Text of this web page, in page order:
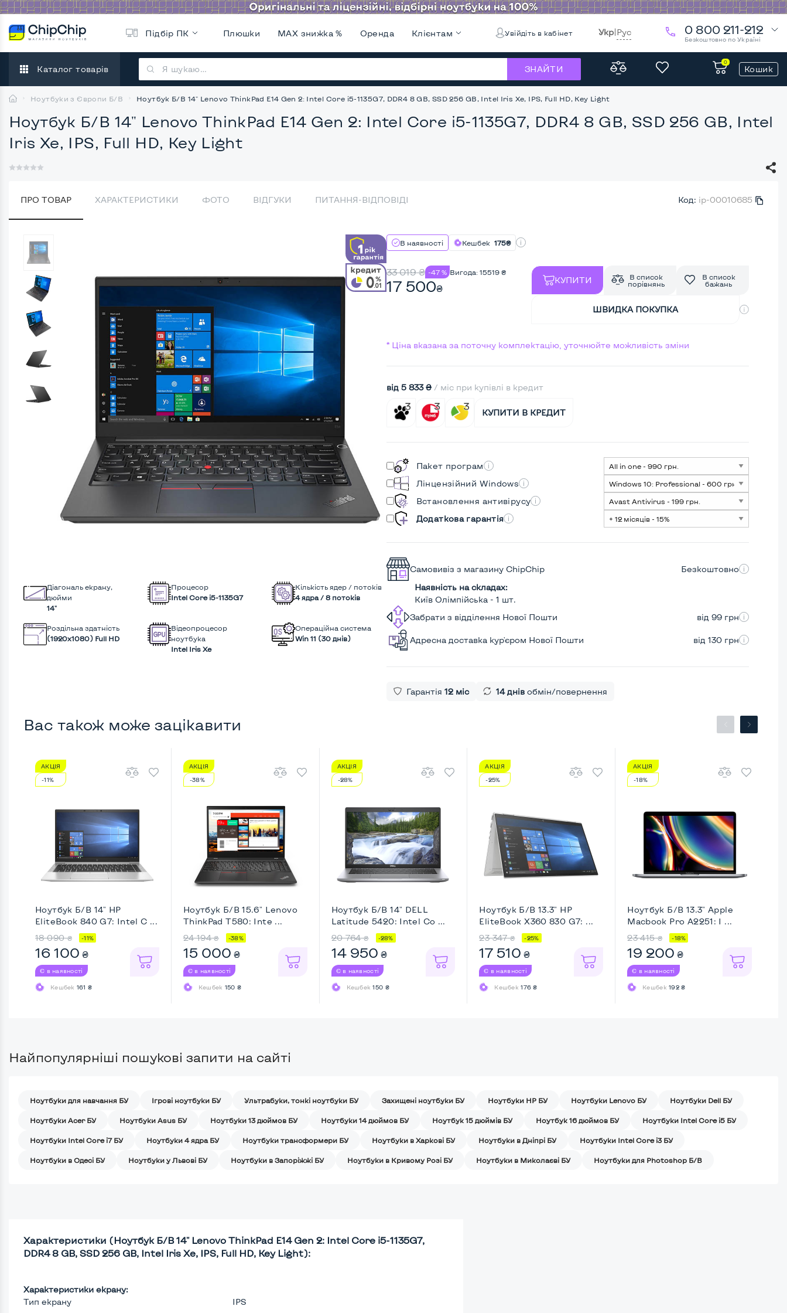
Підбір ПК Плюшки MAX знижка % Оренда Клієнтам Увійдіть в кабінет Укр|Рус 0 800 211-212
Безкоштовно по Україні
Каталог товарів ЗНАЙТИ
0
Кошик
Ноутбуки з Європи Б/В Ноутбук Б/В 14" Lenovo ThinkPad E14 Gen 2: Intel Core i5-1135G7, DDR4 8 GB, SSD 256 GB, Intel Iris Xe, IPS, Full HD, Key Light
Ноутбук Б/В 14" Lenovo ThinkPad E14 Gen 2: Intel Core i5-1135G7, DDR4 8 GB, SSD 256 GB, Intel
Iris Xe, IPS, Full HD, Key Light
ПРО ТОВАР ХАРАКТЕРИСТИКИ ФОТО ВІДГУКИ ПИТАННЯ-ВІДПОВІДІ Код: ip-00010685
Діагональ екрану,
дюйми
14"
Процесор
Intel Core i5-1135G7
Кількість ядер / потоків
4 ядра / 8 потоків
Роздільна здатність
(1920х1080) Full HD
Відеопроцесор
ноутбука
Intel Iris Xe
Операційна система
Win 11 (30 днів)
В наявності Кешбек 175₴
33 019₴ -47 % Вигода: 15519₴
17 500₴
КУПИТИ
В список
порівнянь
В список
бажань
ШВИДКА ПОКУПКА
* Ціна вказана за поточну комплектацію, уточнюйте можливість зміни
від 5 833 ₴/ міс при купівлі в кредит
КУПИТИ В КРЕДИТ
Пакет програм
Лінцензійний Windows
Встановлення антивірусу
Додаткова гарантія
Самовивіз з магазину ChipChip
Безкоштовно
Наявність на складах:
Київ Олімпійська - 1 шт.
Забрати з відділення Нової Пошти
від 99 грн
Адресна доставка кур'єром Нової Пошти від 130 грн
Гарантія 12 міс 14 днівобмін/повернення
Вас також може зацікавити
АКЦІЯ
-11%
Ноутбук Б/В 14" HP
EliteBook 840 G7: Intel C ...
18 090 ₴ -11%
16 100 ₴
Є в наявності
Кешбек 161 ₴
АКЦІЯ
-38%
Ноутбук Б/В 15.6" Lenovo
ThinkPad T580: Inte ...
24 194 ₴ -38%
15 000 ₴
Є в наявності
Кешбек 150 ₴
АКЦІЯ
-28%
Ноутбук Б/В 14" DELL
Latitude 5420: Intel Co ...
20 764 ₴ -28%
14 950 ₴
Є в наявності
Кешбек150 ₴
АКЦІЯ
-25%
Ноутбук Б/В 13.3" HP
EliteBook X360 830 G7: ...
23 347 ₴ -25%
17 510 ₴
Є в наявності
Кешбек176 ₴
АКЦІЯ
-18%
Ноутбук Б/В 13.3" Apple
Macbook Pro A2251: I ...
23 415 ₴ -18%
19 200 ₴
Є в наявності
Кешбек192 ₴
Найпопулярніші пошукові запити на сайті
Ноутбуки для навчання БУ Iгрові ноутбуки БУ Ультрабуки, тонкі ноутбуки БУ Захищені ноутбуки БУ Ноутбуки HP БУ Ноутбуки Lenovo БУ Ноутбуки Dell БУ
Ноутбуки Acer БУ Ноутбуки Asus БУ Ноутбуки 13 дюймов БУ Ноутбуки 14 дюймов БУ Ноутбук 15 дюймів БУ Ноутбук 16 дюймов БУ Ноутбуки Intel Core i5 БУ
Ноутбуки Intel Core i7 БУ Ноутбуки 4 ядра БУ Ноутбуки трансформери БУ Ноутбуки в Харкові БУ Ноутбуки в Дніпрі БУ Ноутбуки Intel Core i3 БУ
Ноутбуки в Одесі БУ Ноутбуки у Львові БУ Ноутбуки в Запоріжжі БУ Ноутбуки в Кривому Розі БУ Ноутбуки в Миколаєві БУ Ноутбуки для Photoshop Б/В
Характеристики (Ноутбук Б/В 14" Lenovo ThinkPad E14 Gen 2: Intel Core i5-1135G7,
DDR4 8 GB, SSD 256 GB, Intel Iris Xe, IPS, Full HD, Key Light):
Характеристики екрану:
Тип екрану
IPS